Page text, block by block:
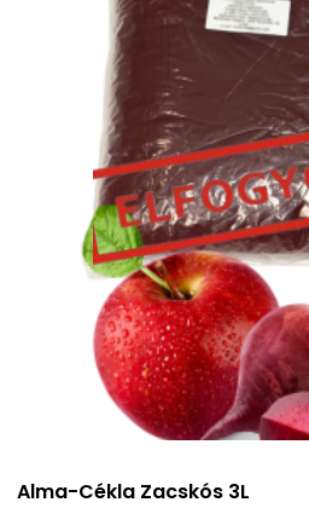
Alma-Cékla Zacskós 3L